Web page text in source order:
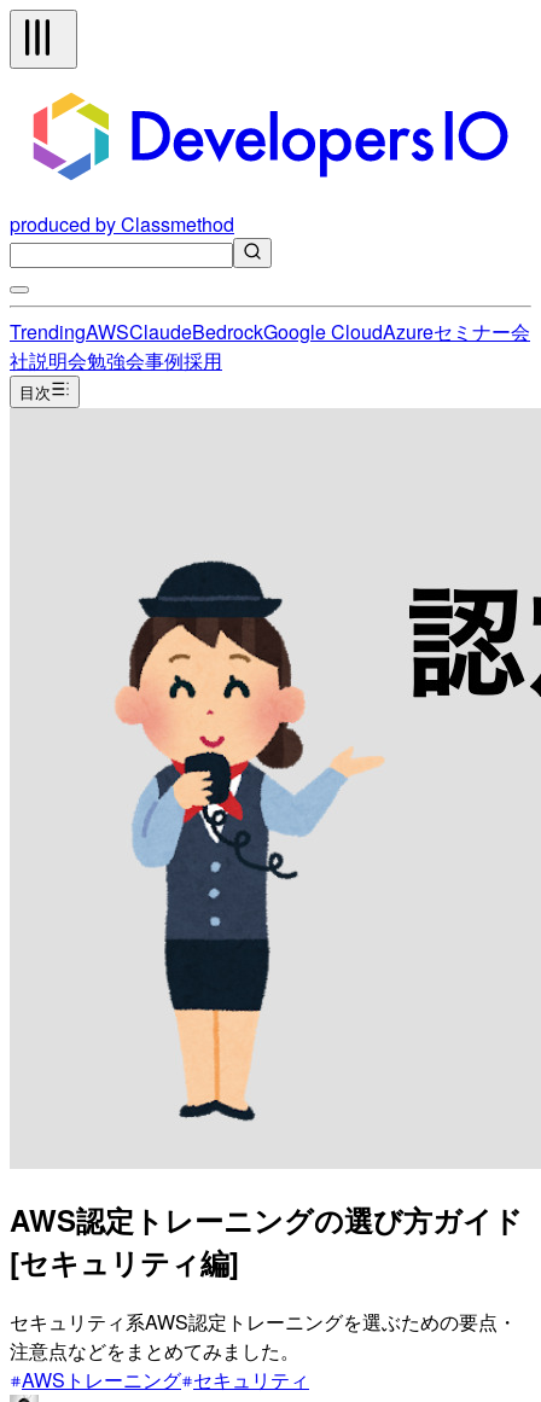
produced by Classmethod
TrendingAWSClaudeBedrockGoogle CloudAzureセミナー会
社説明会勉強会事例採用
目次
AWS認定トレーニングの選び方ガイド
[セキュリティ編]
セキュリティ系AWS認定トレーニングを選ぶための要点・
注意点などをまとめてみました。
AWSトレーニング セキュリティ